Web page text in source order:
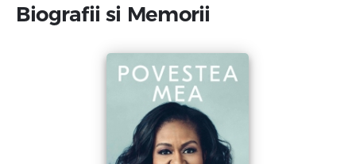
Biografii si Memorii